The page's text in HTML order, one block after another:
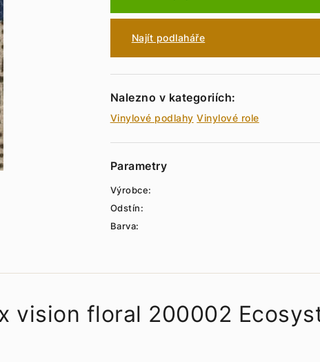
Najít podlaháře
Nalezno v kategoriích:
Vinylové podlahy Vinylové role
Parametry
Výrobce:
Odstín:
Barva:
vision floral 200002